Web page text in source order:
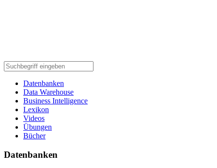
Datenbanken
Data Warehouse
Business Intelligence
Lexikon
Videos
Übungen
Bücher
Datenbanken